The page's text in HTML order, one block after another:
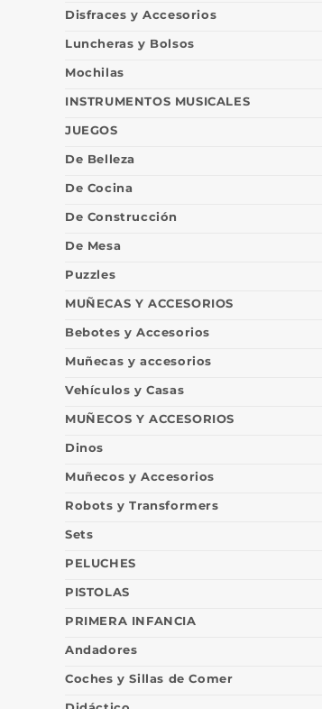
Disfraces y Accesorios
Luncheras y Bolsos
Mochilas
INSTRUMENTOS MUSICALES
JUEGOS
De Belleza
De Cocina
De Construcción
De Mesa
Puzzles
MUÑECAS Y ACCESORIOS
Bebotes y Accesorios
Muñecas y accesorios
Vehículos y Casas
MUÑECOS Y ACCESORIOS
Dinos
Muñecos y Accesorios
Robots y Transformers
Sets
PELUCHES
PISTOLAS
PRIMERA INFANCIA
Andadores
Coches y Sillas de Comer